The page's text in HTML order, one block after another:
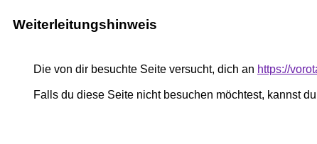
Weiterleitungshinweis
Die von dir besuchte Seite versucht, dich an https://
Falls du diese Seite nicht besuchen möchtest, kannst du